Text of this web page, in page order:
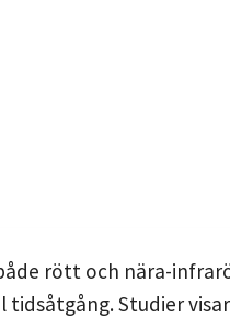
rött och nära-
Studier